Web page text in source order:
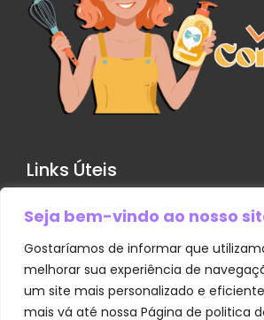
Seja bem-vindo ao nosso
Gostaríamos de informar que
melhorar sua experiência de
um site mais personalizado e
mais vá até nossa Página de politica
Links Úteis
Contato
Política de Privacidade
Sobre Nós
Termos e Condições